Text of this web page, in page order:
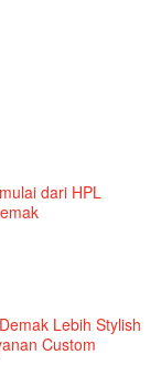
dari HPL
Lebih Stylish
Custom